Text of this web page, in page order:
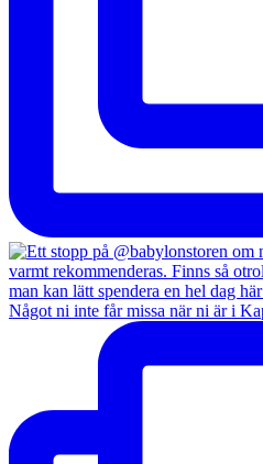
Något ni inte får missa när ni är i